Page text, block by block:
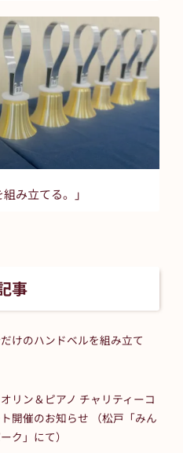
み立てる。」
事
だけのハンドベルを組み立て
リン＆ピアノ チャリティーコ
開催のお知らせ （松戸「みん
ク」にて）